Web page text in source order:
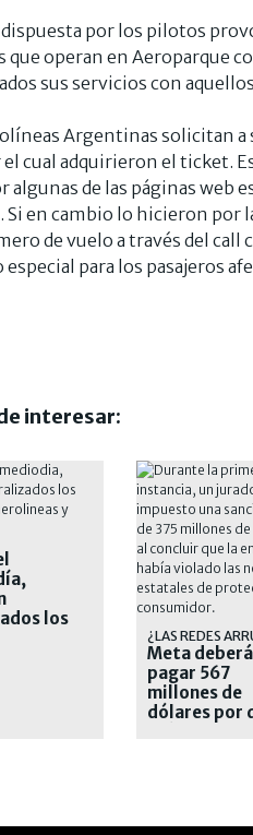
dispuesta por los pilotos
que operan en Aeroparque
sus servicios con
Argentinas solicitan a
cual adquirieron el ticket.
algunas de las páginas web
Si en cambio lo hicieron por
de vuelo a través del
especial para los pasajeros
interesar:
los
Meta deberá
pagar 567
millones de
dólares por